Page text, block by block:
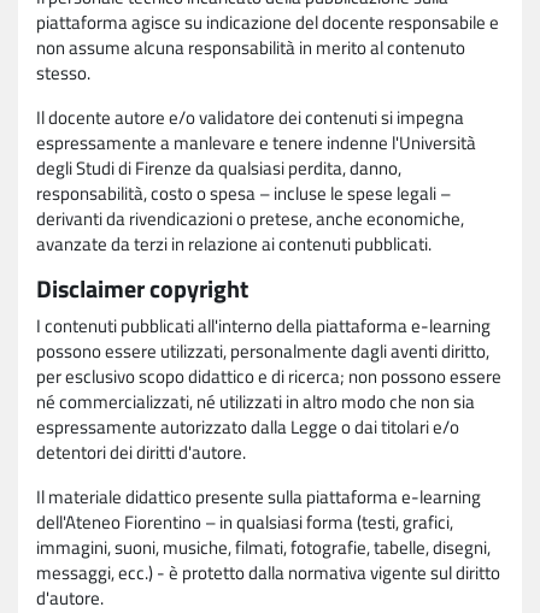
piattaforma agisce su indicazione del docente responsabile e
non assume alcuna responsabilità in merito al contenuto
stesso.
Il docente autore e/o validatore dei contenuti si impegna
espressamente a manlevare e tenere indenne l'Università
degli Studi di Firenze da qualsiasi perdita, danno,
responsabilità, costo o spesa – incluse le spese legali –
derivanti da rivendicazioni o pretese, anche economiche,
avanzate da terzi in relazione ai contenuti pubblicati.
Disclaimer copyright
I contenuti pubblicati all'interno della piattaforma e-learning
possono essere utilizzati, personalmente dagli aventi diritto,
per esclusivo scopo didattico e di ricerca; non possono essere
né commercializzati, né utilizzati in altro modo che non sia
espressamente autorizzato dalla Legge o dai titolari e/o
detentori dei diritti d'autore.
Il materiale didattico presente sulla piattaforma e-learning
dell'Ateneo Fiorentino – in qualsiasi forma (testi, grafici,
immagini, suoni, musiche, filmati, fotografie, tabelle, disegni,
messaggi, ecc.) - è protetto dalla normativa vigente sul diritto
d'autore.